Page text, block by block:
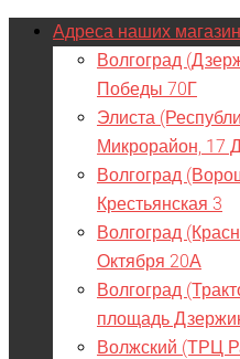
Адреса наших
Волгоград
Победы 70Г
Элиста
Микрорайон, 17
Волгоград
Крестьянская 3
Волгоград
Октября 20А
Волгоград
площадь
Волжский (ТРЦ